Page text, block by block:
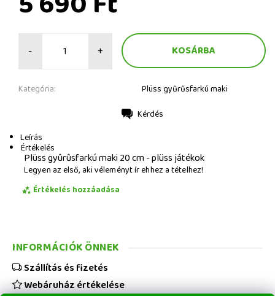
- +
Kategória: Plüss gyűrűsfarkú maki
Kérdés
Leírás
Értékelés
Plüss gyûrûsfarkú maki 20 cm - plüss játékok
Legyen az első, aki véleményt ír ehhez a tételhez!
Értékelés hozzáadása
INFORMÁCIÓK ÖNNEK
Szállítás és fizetés
Webáruház értékelése